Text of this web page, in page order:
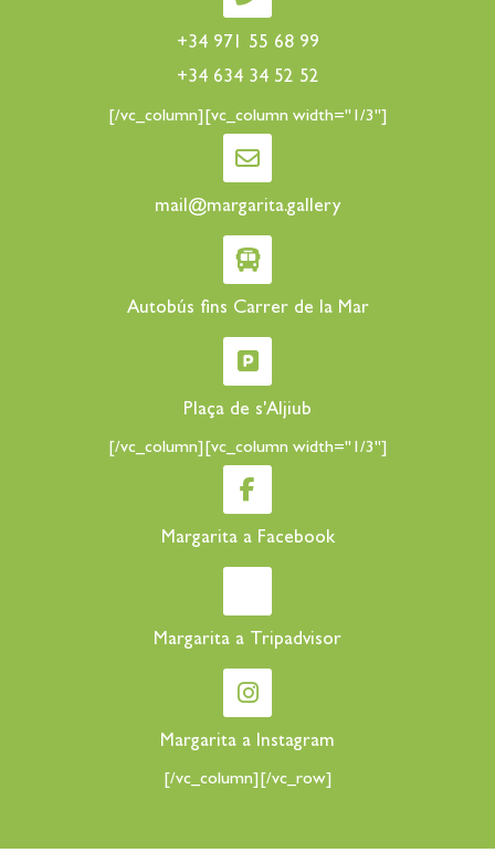
+34 971 55 68 99
+34 634 34 52 52
[/vc_column][vc_column width="1/3"]
mail@margarita.gallery
Autobús fins Carrer de la Mar
Plaça de s'Aljiub
[/vc_column][vc_column width="1/3"]
Margarita a Facebook
Margarita a Tripadvisor
Margarita a Instagram
[/vc_column][/vc_row]